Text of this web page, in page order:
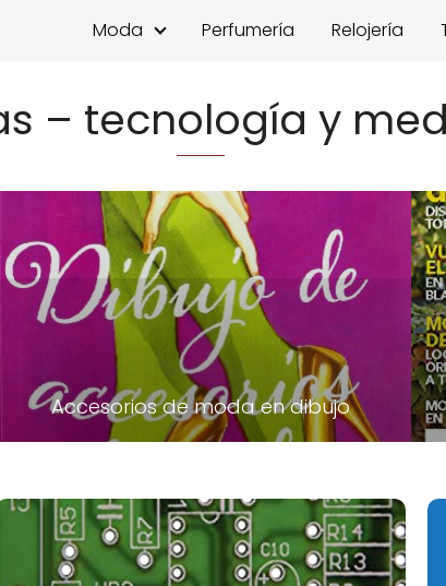
Moda Perfumería Relojería
– tecnología y
Accesorios de moda en dibujo